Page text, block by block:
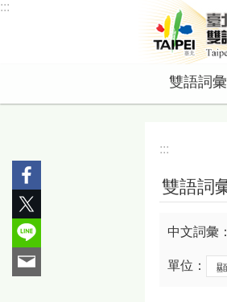
跳到主要內容區塊
:::
雙語詞
:::
雙語詞
中文詞彙：
單位：